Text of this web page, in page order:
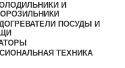
И
ПОСУДЫ И
ТЕХНИКА